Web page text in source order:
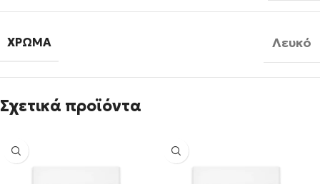
ΧΡΏΜΑ Λευκό
Σχετικά προϊόντα